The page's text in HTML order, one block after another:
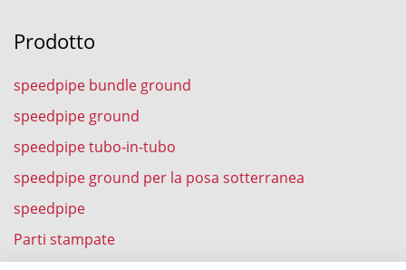
Prodotto
speedpipe bundle ground
speedpipe ground
speedpipe tubo-in-tubo
speedpipe ground per la posa sotterranea
speedpipe
Parti stampate